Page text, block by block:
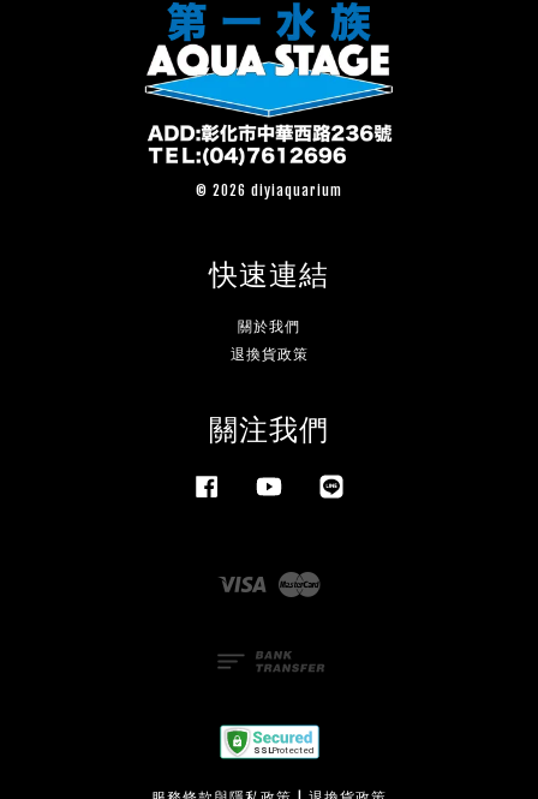
© 2026 diyiaquarium
快速連結
關於我們
退換貨政策
關注我們
Facebook YouTube
Visa